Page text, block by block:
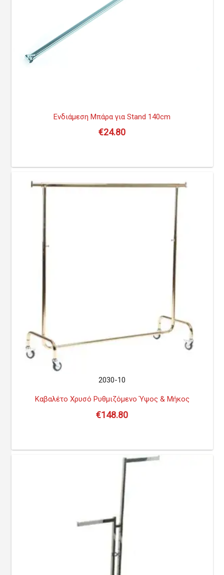
Ενδιάμεση Μπάρα για Stand 140cm
€24.80
2030-10
Καβαλέτο Χρυσό Ρυθμιζόμενο Ύψος & Μήκος
€148.80